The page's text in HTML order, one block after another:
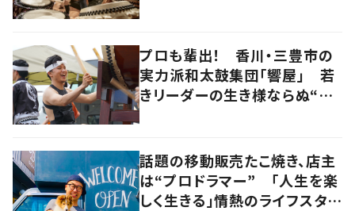
プロも輩出！ 香川・三豊市の
実力派和太鼓集団「響屋」 若
きリーダーの生き様ならぬ“打
話題の移動販売たこ焼き、店主
は“プロドラマー” 「人生を楽
しく生きる」情熱のライフスタイ